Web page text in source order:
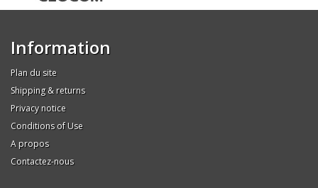
Information
Plan du site
Shipping & returns
Privacy notice
Conditions of Use
A propos
Contactez-nous